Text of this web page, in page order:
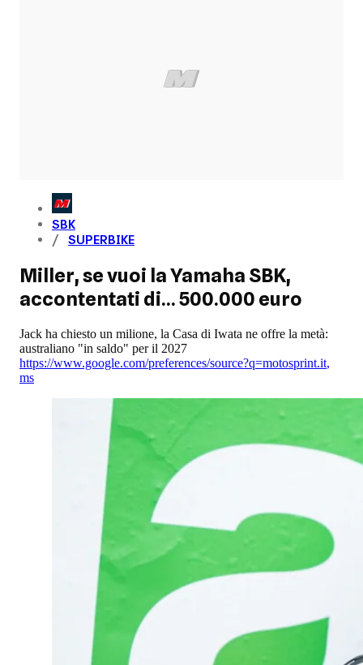
SBK
SUPERBIKE
Miller, se vuoi la Yamaha SBK,
accontentati di... 500.000 euro
Jack ha chiesto un milione, la Casa di Iwata ne offre la metà:
australiano "in saldo" per il 2027
https://www.google.com/preferences/source?q=motosprint.it,
ms